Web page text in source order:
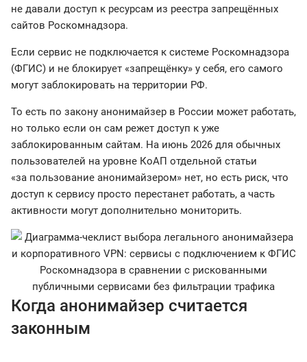
не давали доступ к ресурсам из реестра запрещённых
сайтов Роскомнадзора.
Если сервис не подключается к системе Роскомнадзора
(ФГИС) и не блокирует «запрещёнку» у себя, его самого
могут заблокировать на территории РФ.
То есть по закону анонимайзер в России может работать,
но только если он сам режет доступ к уже
заблокированным сайтам. На июнь 2026 для обычных
пользователей на уровне КоАП отдельной статьи
«за пользование анонимайзером» нет, но есть риск, что
доступ к сервису просто перестанет работать, а часть
активности могут дополнительно мониторить.
Когда анонимайзер считается
законным